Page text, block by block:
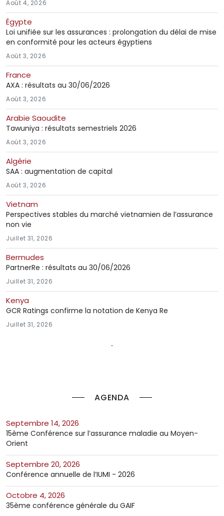
AGENDA
septembre 14, 2026
15ème Conférence sur l’assurance maladie au Moyen-
Orient
septembre 20, 2026
Conférence annuelle de l’IUMI - 2026
octobre 4, 2026
35ème conférence générale du GAIF
Août 4, 2026
Égypte
Loi unifiée sur les assurances : prolongation du délai de mise
en conformité pour les acteurs égyptiens
Août 3, 2026
France
AXA : résultats au 30/06/2026
Août 3, 2026
Arabie Saoudite
Tawuniya : résultats semestriels 2026
Août 3, 2026
Algérie
SAA : augmentation de capital
Août 3, 2026
Vietnam
Perspectives stables du marché vietnamien de l’assurance
non vie
Juillet 31, 2026
Bermudes
PartnerRe : résultats au 30/06/2026
Juillet 31, 2026
Kenya
GCR Ratings confirme la notation de Kenya Re
Juillet 31, 2026